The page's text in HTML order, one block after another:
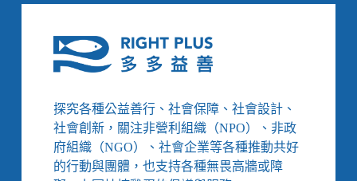
探究各種公益善行、社會保障、社會設計、
社會創新，關注非營利組織（NPO）、非政
府組織（NGO）、社會企業等各種推動共好
的行動與團體，也支持各種無畏高牆或障